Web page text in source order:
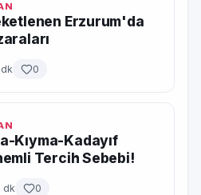
Erzurum'da
0
Kıyma-Kadayıf
Tercih Sebebi!
dk 0